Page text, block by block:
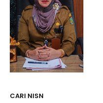
CARI NISN